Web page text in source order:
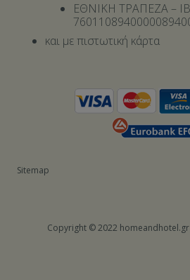
ΕΘΝΙΚΗ ΤΡΑΠΕΖΑ –
και με πιστωτική κάρτα
Sitemap
Copyright © 2022 homeandhotel.gr